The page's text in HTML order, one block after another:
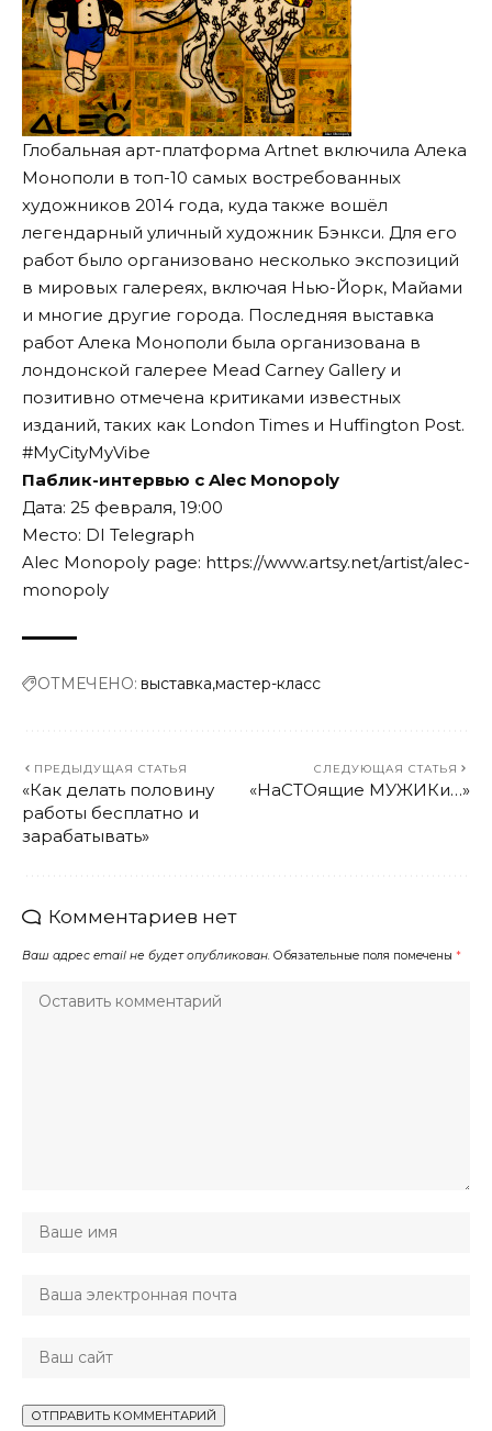
Глобальная арт-платформа Artnet включила Алека
Монополи в топ-10 самых востребованных
художников 2014 года, куда также вошёл
легендарный уличный художник Бэнкси. Для его
работ было организовано несколько экспозиций
в мировых галереях, включая Нью-Йорк, Майами
и многие другие города. Последняя выставка
работ Алека Монополи была организована в
лондонской галерее Mead Carney Gallery и
позитивно отмечена критиками известных
изданий, таких как London Times и Huffington Post.
#MyCityMyVibe
Паблик-интервью с Alec Monopoly
Дата: 25 февраля, 19:00
Место: DI Telegraph
Alec Monopoly page: https://www.artsy.net/artist/alec-
monopoly
ОТМЕЧЕНО: выставка мастер-класс
ПРЕДЫДУЩАЯ СТАТЬЯ
«Как делать половину
работы бесплатно и
зарабатывать»
СЛЕДУЮЩАЯ СТАТЬЯ
«НаСТОящие МУЖИКи…»
Комментариев нет
Ваш адрес email не будет опубликован. Обязательные поля помечены *